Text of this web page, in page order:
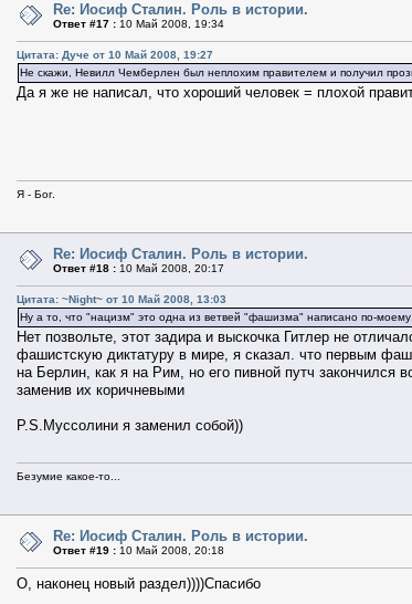
Re: Иосиф Сталин. Роль в истории.
Ответ #17 : 10 Май 2008, 19:34
Цитата: Дуче от 10 Май 2008, 19:27
Не скажи, Невилл Чемберлен был неплохим правителем и получил
Да я же не написал, что хороший человек = плохой
Я - Бог.
Re: Иосиф Сталин. Роль в истории.
Ответ #18 : 10 Май 2008, 20:17
Цитата: ~Night~ от 10 Май 2008, 13:03
Ну а то, что "нацизм" это одна из ветвей "фашизма" написано по-
Нет позвольте, этот задира и выскочка Гитлер не
фашистскую диктатуру в мире, я сказал. что первым
на Берлин, как я на Рим, но его пивной путч
заменив их коричневыми
P.S.Муссолини я заменил собой))
Безумие какое-то...
Re: Иосиф Сталин. Роль в истории.
Ответ #19 : 10 Май 2008, 20:18
О, наконец новый раздел))))Спасибо